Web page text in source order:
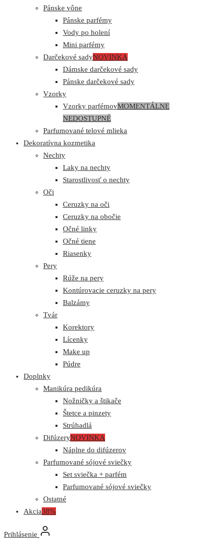
Pánske vône
Pánske parfémy
Vody po holení
Mini parfémy
Darčekové sadyNOVINKA
Dámske darčekové sady
Pánske darčekové sady
Vzorky
Vzorky parfémovMOMENTÁLNE
NEDOSTUPNÉ
Parfumované telové mlieka
Dekoratívna kozmetika
Nechty
Laky na nechty
Starostlivosť o nechty
Oči
Ceruzky na oči
Ceruzky na obočie
Očné linky
Očné tiene
Riasenky
Pery
Rúže na pery
Kontúrovacie ceruzky na pery
Balzámy
Tvár
Korektory
Lícenky
Make up
Púdre
Doplnky
Manikúra pedikúra
Nožničky a štikače
Štetce a pinzety
Strúhadlá
DifúzeryNOVINKA
Náplne do difúzerov
Parfumované sójové sviečky
Set sviečka + parfém
Parfumované sójové sviečky
Ostatné
Akcia38%
Prihlásenie